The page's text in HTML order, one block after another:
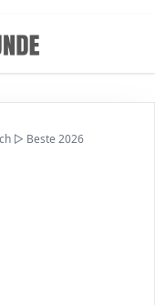
▷ Beste 2026